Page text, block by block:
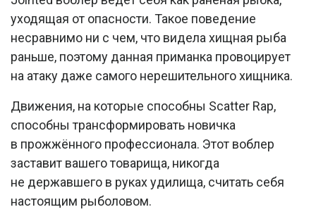
уходящая от опасности. Такое поведение
несравнимо ни с чем, что видела хищная рыба
раньше, поэтому данная приманка провоцирует
на атаку даже самого нерешительного хищника.­
Движения, на которые способны Scatter Rap,
способны трансформировать новичка
в прожжённого профессионала. Этот воблер
заставит вашего товарища, никогда
не державшего в руках удилища, считать себя
настоящим рыболовом.